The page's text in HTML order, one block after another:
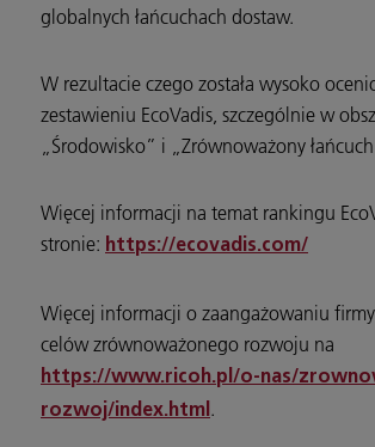
globalnych łańcuchach dostaw.
W rezultacie czego została wysoko
zestawieniu EcoVadis, szczególnie w
„Środowisko” i „Zrównoważony
Więcej informacji na temat rankingu
stronie: https://ecovadis.com/
Więcej informacji o zaangażowaniu
celów zrównoważonego rozwoju na
https://www.ricoh.pl/o-nas/
rozwoj/index.html .